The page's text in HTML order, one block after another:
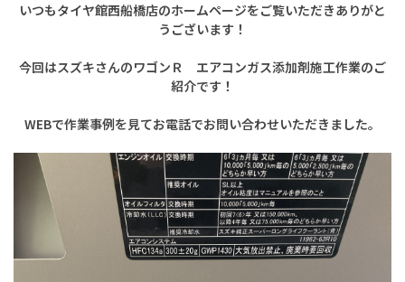
いつもタイヤ館西船橋店のホームページをご覧いただきありがと
うございます！
今回はスズキさんのワゴンＲ エアコンガス添加剤施工作業のご
紹介です！
WEBで作業事例を見てお電話でお問い合わせいただきました。